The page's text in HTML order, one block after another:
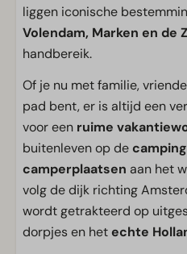
liggen iconische
Volendam, Marken en de
handbereik.
Of je nu met familie,
pad bent, er is altijd een
voor een ruime
buitenleven op de
camperplaatsen aan het
volg de dijk richting
wordt getrakteerd op
dorpjes en hetechte